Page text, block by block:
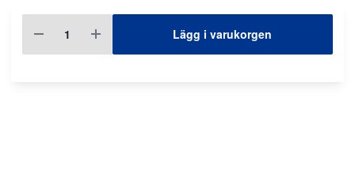
Lägg i varukorgen